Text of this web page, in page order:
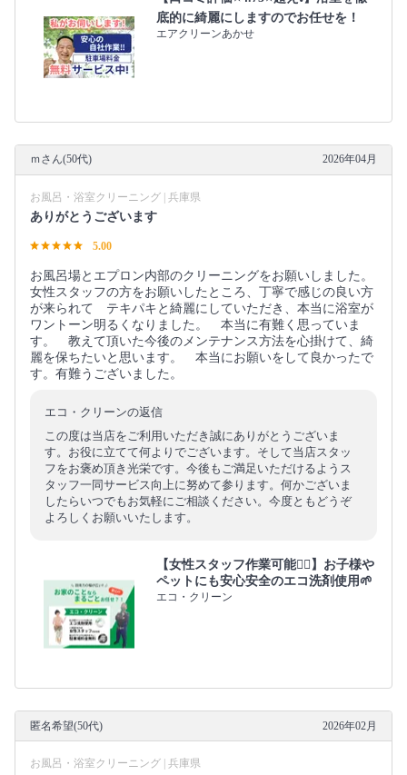
底的に綺麗にしますのでお任せを！
エアクリーンあかせ
ｍさん(50代) 2026年04月
お風呂・浴室クリーニング | 兵庫県
ありがとうございます
5.00
お風呂場とエプロン内部のクリーニングをお願いしました。
女性スタッフの方をお願いしたところ、丁寧で感じの良い方
が来られて テキパキと綺麗にしていただき、本当に浴室が
ワントーン明るくなりました。 本当に有難く思っていま
す。 教えて頂いた今後のメンテナンス方法を心掛けて、綺
麗を保ちたいと思います。 本当にお願いをして良かったで
す。有難うございました。
エコ・クリーンの返信
この度は当店をご利用いただき誠にありがとうございま
す。お役に立てて何よりでございます。そして当店スタッ
フをお褒め頂き光栄です。今後もご満足いただけるようス
タッフ一同サービス向上に努めて参ります。何かございま
したらいつでもお気軽にご相談ください。今度ともどうぞ
よろしくお願いいたします。
【女性スタッフ作業可能🙆‍♀️】お子様や
ペットにも安心安全のエコ洗剤使用🌱
エコ・クリーン
匿名希望(50代) 2026年02月
お風呂・浴室クリーニング | 兵庫県